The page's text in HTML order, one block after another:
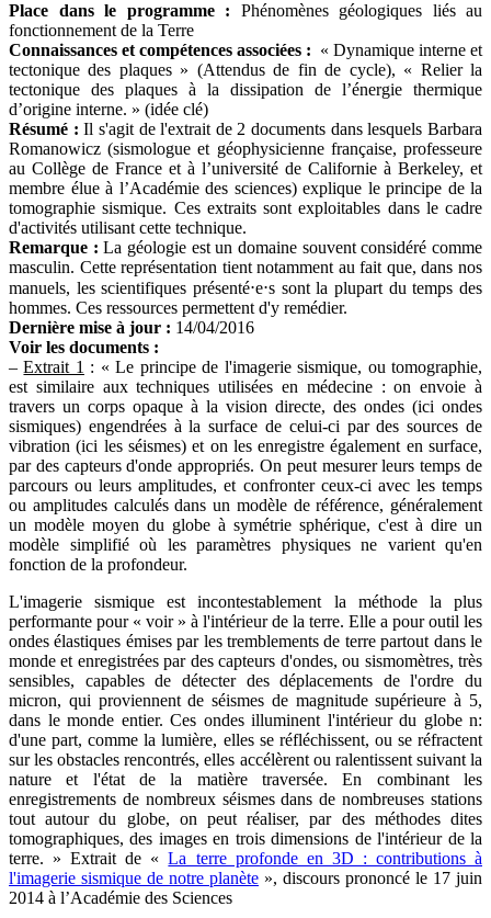
Place dans le programme : Phénomènes géologiques liés au
fonctionnement de la Terre
Connaissances et compétences associées : « Dynamique interne et
tectonique des plaques » (Attendus de fin de cycle), « Relier la
tectonique des plaques à la dissipation de l’énergie thermique
d’origine interne. » (idée clé)
Résumé :Il s'agit de l'extrait de 2 documents dans lesquels Barbara
Romanowicz (sismologue et géophysicienne française, professeure
au Collège de France et à l’université de Californie à Berkeley, et
membre élue à l’Académie des sciences) explique le principe de la
tomographie sismique. Ces extraits sont exploitables dans le cadre
d'activités utilisant cette technique.
Remarque :La géologie est un domaine souvent considéré comme
masculin. Cette représentation tient notamment au fait que, dans nos
manuels, les scientifiques présenté⋅e⋅s sont la plupart du temps des
hommes. Ces ressources permettent d'y remédier.
Dernière mise à jour : 14/04/2016
Voir les documents :
–Extrait 1 : « Le principe de l'imagerie sismique, ou tomographie,
est similaire aux techniques utilisées en médecine : on envoie à
travers un corps opaque à la vision directe, des ondes (ici ondes
sismiques) engendrées à la surface de celui-ci par des sources de
vibration (ici les séismes) et on les enregistre également en surface,
par des capteurs d'onde appropriés. On peut mesurer leurs temps de
parcours ou leurs amplitudes, et confronter ceux-ci avec les temps
ou amplitudes calculés dans un modèle de référence, généralement
un modèle moyen du globe à symétrie sphérique, c'est à dire un
modèle simplifié où les paramètres physiques ne varient qu'en
fonction de la profondeur.
L'imagerie sismique est incontestablement la méthode la plus
performante pour « voir » à l'intérieur de la terre. Elle a pour outil les
ondes élastiques émises par les tremblements de terre partout dans le
monde et enregistrées par des capteurs d'ondes, ou sismomètres, très
sensibles, capables de détecter des déplacements de l'ordre du
micron, qui proviennent de séismes de magnitude supérieure à 5,
dans le monde entier. Ces ondes illuminent l'intérieur du globe n:
d'une part, comme la lumière, elles se réfléchissent, ou se réfractent
sur les obstacles rencontrés, elles accélèrent ou ralentissent suivant la
nature et l'état de la matière traversée. En combinant les
enregistrements de nombreux séismes dans de nombreuses stations
tout autour du globe, on peut réaliser, par des méthodes dites
tomographiques, des images en trois dimensions de l'intérieur de la
terre. » Extrait de «La terre profonde en 3D : contributions à
l'imagerie sismique de notre planète », discours prononcé le 17 juin
2014 à l’Académie des Sciences